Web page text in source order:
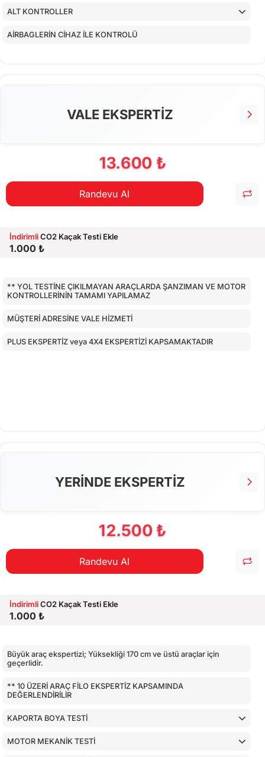
ALT KONTROLLER
AİRBAGLERİN CİHAZ İLE KONTROLÜ
VALE EKSPERTİZ
13.600 ₺
Randevu Al
İndirimliCO2 Kaçak Testi Ekle
1.000 ₺
** YOL TESTİNE ÇIKILMAYAN ARAÇLARDA ŞANZIMAN VE MOTOR
KONTROLLERİNİN TAMAMI YAPILAMAZ
MÜŞTERİ ADRESİNE VALE HİZMETİ
PLUS EKSPERTİZ veya 4X4 EKSPERTİZİ KAPSAMAKTADIR
YERİNDE EKSPERTİZ
12.500 ₺
Randevu Al
İndirimliCO2 Kaçak Testi Ekle
1.000 ₺
Büyük araç ekspertizi; Yüksekliği 170 cm ve üstü araçlar için
geçerlidir.
** 10 ÜZERİ ARAÇ FİLO EKSPERTİZ KAPSAMINDA
DEĞERLENDİRİLİR
KAPORTA BOYA TESTİ
MOTOR MEKANİK TESTİ